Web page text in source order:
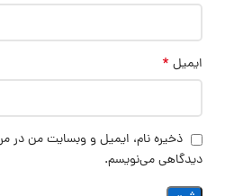
ایمیل *
ذخیره نام، ایمیل و وبسایت من در
دیدگاهی می‌نویسم.